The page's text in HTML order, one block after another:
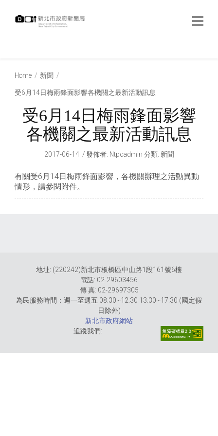
Home 新聞
受6月14日梅雨鋒面影響各機關之最新活動訊息
受6月14日梅雨鋒面影響
各機關之最新活動訊息
2017-06-14 發佈者: Ntpcadmin 分類: 新聞
有關受6月14日梅雨鋒面影響，各機關辦理之活動異動
情形，請參閱附件。
地址: (220242)新北市板橋區中山路1段161號6樓
電話: 02-29603456
傳 真: 02-29697305
為民服務時間：週一至週五 08:30~12:30 13:30~17:30 (國定假
日除外)
新北市政府網站
追蹤我們: